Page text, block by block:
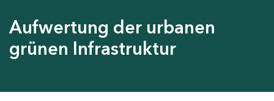
Aufwertung der urbanen
grünen Infrastruktur